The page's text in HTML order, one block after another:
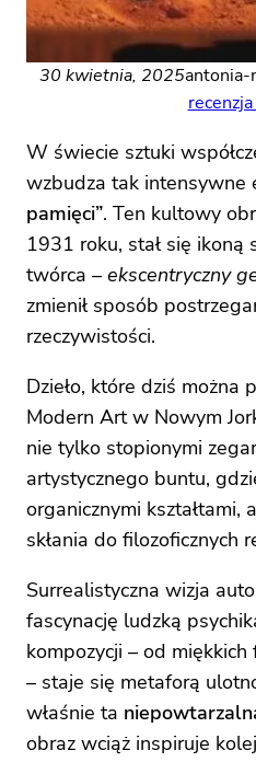
30 kwietnia, 2025antonia-
W świecie sztuki
wzbudza tak intensywne
pamięci”. Ten kultowy
1931 roku, stał się ikoną
twórca – ekscentryczny
zmienił sposób
rzeczywistości.
Dzieło, które dziś
Modern Art w Nowym
nie tylko stopionymi
artystycznego buntu,
organicznymi kształtami,
skłania do filozoficznych
Surrealistyczna wizja
fascynację ludzką
kompozycji – od
– staje się metaforą
właśnie ta
obraz wciąż inspiruje